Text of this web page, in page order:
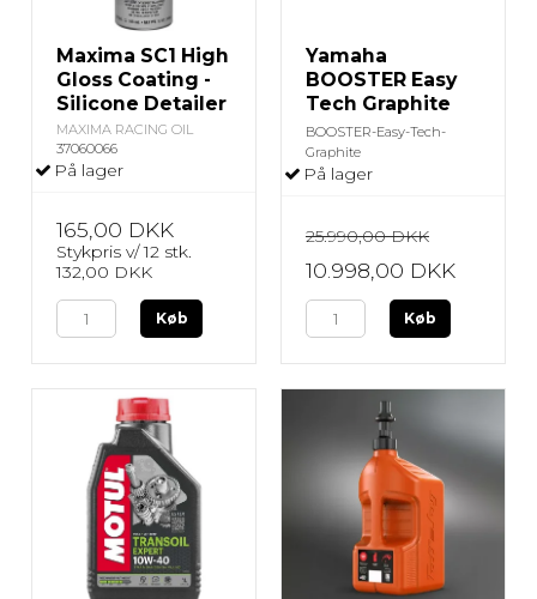
Maxima SC1 High
Gloss Coating -
Silicone Detailer
MAXIMA RACING OIL
37060066
På lager
165,00 DKK
Stykpris v/ 12 stk.
132,00 DKK
Køb
Yamaha
BOOSTER Easy
Tech Graphite
BOOSTER-Easy-Tech-
Graphite
På lager
25.990,00 DKK
10.998,00 DKK
Køb